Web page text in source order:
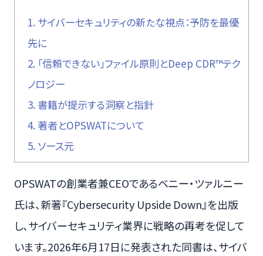
1. サイバーセキュリティの新たな視点：予防を最優
先に
2. 「信頼できない」ファイル原則とDeep CDR™テク
ノロジー
3. 書籍が提示する洞察と指針
4. 著者とOPSWATについて
5. ソース元
OPSWATの創業者兼CEOであるベニー・ツァルニー
氏は、新著『Cybersecurity Upside Down』を出版
し、サイバーセキュリティ業界に戦略の再考を促して
います。2026年6月17日に発表された同書は、サイバ